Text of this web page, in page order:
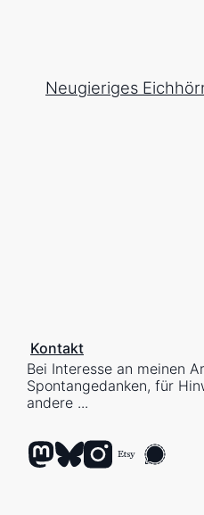
Neugieriges
Kontakt
Bei Interesse an meinen
Spontangedanken, für
andere ...